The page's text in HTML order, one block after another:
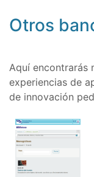
Otros
Aquí encontrarás
experiencias de
de innovación